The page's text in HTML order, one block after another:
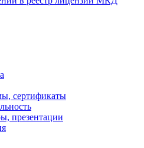
сертификаты
презентации